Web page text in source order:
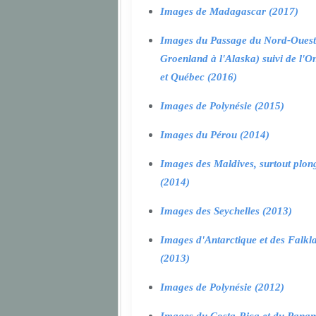
Images de Madagascar (2017)
Images du Passage du Nord-
Groenland à l'Alaska) suivi de
et Québec (2016)
Images de Polynésie (2015)
Images du Pérou (2014)
Images des Maldives, surtout
(2014)
Images des Seychelles (2013)
Images d'Antarctique et des
(2013)
Images de Polynésie (2012)